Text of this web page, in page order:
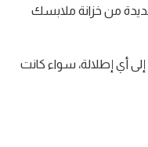
من خزانة ملابسك
أي إطلالة، سواء كانت